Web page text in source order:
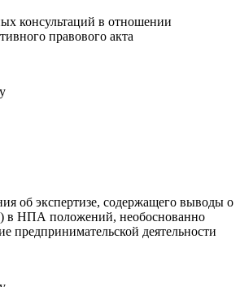
консультаций в отношении
правового акта
об экспертизе, содержащего выводы о
в НПА положений, необоснованно
предпринимательской деятельности